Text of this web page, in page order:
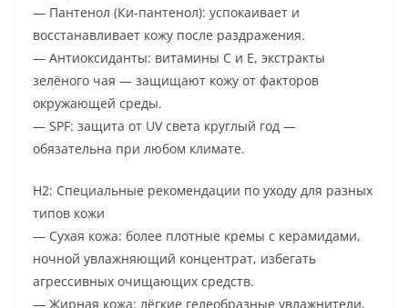
— Пантенол (Ки-пантенол): успокаивает и
восстанавливает кожу после раздражения.
— Антиоксиданты: витамины C и E, экстракты
зелёного чая — защищают кожу от факторов
окружающей среды.
— SPF: защита от UV светa круглый год —
обязательна при любом климате.
H2: Специальные рекомендации по уходу для разных
типов кожи
— Сухая кожа: более плотные кремы с керамидами,
ночной увлажняющий концентрат, избегать
агрессивных очищающих средств.
— Жирная кожа: лёгкие гелеобразные увлажнители,